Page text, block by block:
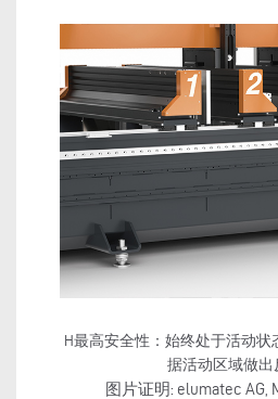
H最高安全性：始终处于活动
据活动区域做出
图片证明: elumatec AG,